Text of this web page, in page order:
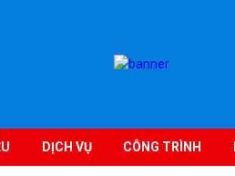
DỊCH VỤ CÔNG TRÌNH